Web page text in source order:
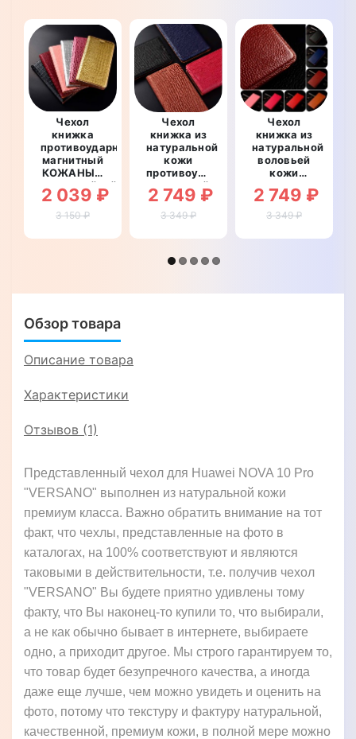
Чехол
книжка
противоударный
магнитный
КОЖАНЫЙ
влагостойкий
для Huawei
NOVA 10
"GOLDAX"
2 039 ₽
3 150 ₽
Чехол
книжка из
натуральной
кожи
противоударный
магнитный
для Huawei
NOVA 10
"KEVLARO"
2 749 ₽
3 349 ₽
Чехол
книжка из
натуральной
воловьей
кожи
противоударный
магнитный
для Huawei
Pro "BULL"
2 749 ₽
3 349 ₽
Обзор товара
Описание товара
Характеристики
Отзывов (1)
Представленный чехол для Huawei NOVA 10 Pro
"VERSANO" выполнен из натуральной кожи
премиум класса. Важно обратить внимание на тот
факт, что чехлы, представленные на фото в
каталогах, на 100% соответствуют и являются
таковыми в действительности, т.е. получив чехол
"VERSANO" Вы будете приятно удивлены тому
факту, что Вы наконец-то купили то, что выбирали,
а не как обычно бывает в интернете, выбираете
одно, а приходит другое. Мы строго гарантируем то,
что товар будет безупречного качества, а иногда
даже еще лучше, чем можно увидеть и оценить на
фото, потому что текстуру и фактуру натуральной,
качественной, премиум кожи, в полной мере можно